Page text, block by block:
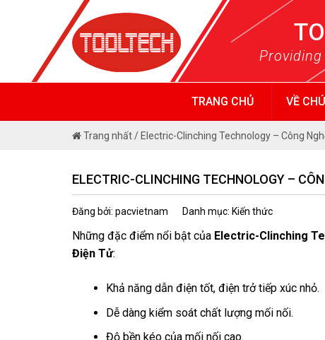
TRANG CHỦ VỀ
Trang nhất/ Electric-Clinching Technology – Công
ELECTRIC-CLINCHING TECHNOLOGY –
Đăng bởi: pacvietnam Danh mục: Kiến thức
Những đặc điểm nổi bật của Electric-Clinching
Điện Tử:
Khả năng dẫn điện tốt, điện trở tiếp xúc nhỏ.
Dễ dàng kiểm soát chất lượng mối nối.
Độ bền kéo của mối nối cao.